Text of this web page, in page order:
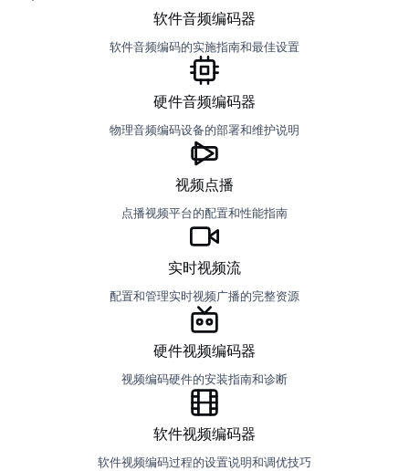
软件音频编码器
软件音频编码的实施指南和最佳设置
硬件音频编码器
物理音频编码设备的部署和维护说明
视频点播
点播视频平台的配置和性能指南
实时视频流
配置和管理实时视频广播的完整资源
硬件视频编码器
视频编码硬件的安装指南和诊断
软件视频编码器
软件视频编码过程的设置说明和调优技巧